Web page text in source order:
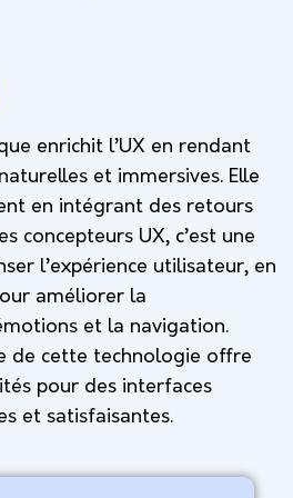
enrichit l’UX en rendant
et immersives. Elle
en intégrant des retours
concepteurs UX, c’est une
l’expérience utilisateur, en
améliorer la
et la navigation.
de cette technologie offre
pour des interfaces
et satisfaisantes.